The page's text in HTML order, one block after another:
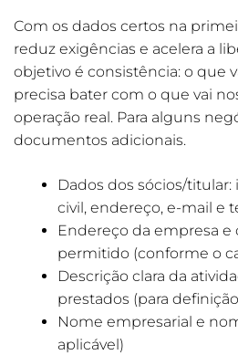
Com os dados certos na
reduz exigências e acelera a
objetivo é consistência: o que
precisa bater com o que vai
operação real. Para alguns
documentos adicionais.
Dados dos sócios/
civil, endereço, e-mail e
Endereço da empresa e
permitido (conforme o
Descrição clara da
prestados (para
Nome empresarial e
aplicável)